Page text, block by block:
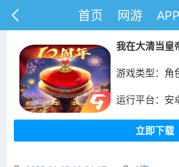
首页 网游 APP
我在大清当皇
游戏类型：角
运行平台：安
立即下载